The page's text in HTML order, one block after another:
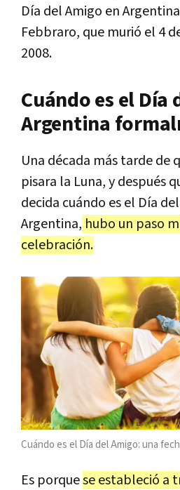
Día del Amigo en
Febbraro, que murió el 4
2008.
Cuándo es el Día
Argentina
Una década más tarde de
pisara la Luna, y después
decida cuándo es el Día
Argentina, hubo un paso
celebración.
Cuándo es el Día del Amigo: una
Es porquese estableció a